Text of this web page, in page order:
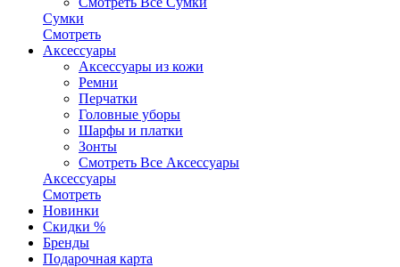
Сумки
Смотреть
Аксессуары
Аксессуары из кожи
Ремни
Перчатки
Головные уборы
Шарфы и платки
Зонты
Смотреть Все Аксессуары
Аксессуары
Смотреть
Новинки
Скидки %
Бренды
Подарочная карта